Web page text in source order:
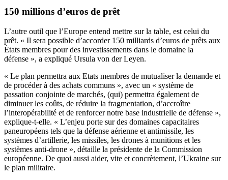
150 millions d’euros de prêt
L’autre outil que l’Europe entend mettre sur la table, est celui du
prêt. « Il sera possible d’accorder 150 milliards d’euros de prêts aux
États membres pour des investissements dans le domaine la
défense », a expliqué Ursula von der Leyen.
« Le plan permettra aux Etats membres de mutualiser la demande et
de procéder à des achats communs », avec un « système de
passation conjointe de marchés, (qui) permettra également de
diminuer les coûts, de réduire la fragmentation, d’accroître
l’interopérabilité et de renforcer notre base industrielle de défense »,
explique-t-elle. « L’enjeu porte sur des domaines capacitaires
paneuropéens tels que la défense aérienne et antimissile, les
systèmes d’artillerie, les missiles, les drones à munitions et les
systèmes anti-drone », détaille la présidente de la Commission
européenne. De quoi aussi aider, vite et concrètement, l’Ukraine sur
le plan militaire.